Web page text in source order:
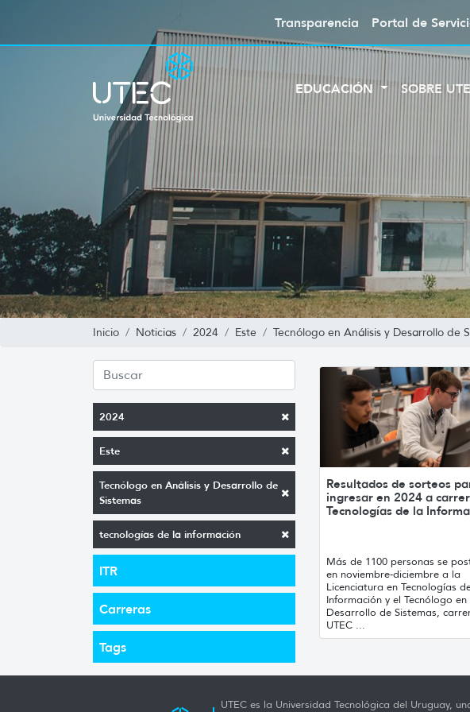
Transparencia Portal de
EDUCACIÓN SOBRE
Inicio Noticias 2024 Este Tecnólogo en Análisis y Desarrollo de
2024
Este
Tecnólogo en Análisis y Desarrollo de
Sistemas
tecnologías de la información
ITR
Carreras
Tags
Resultados de sorteos
ingresar en 2024 a
Tecnologías de la
Más de 1100 personas se
en noviembre-diciembre a la
Licenciatura en Tecnologías
Información y el Tecnólogo en
Desarrollo de Sistemas,
UTEC ...
UTEC es la Universidad Tecnológica del Uruguay,